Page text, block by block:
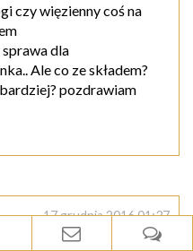
czy więzienny coś na
sprawa dla
Ale co ze składem?
pozdrawiam
17 grudnia 2016 01:37
Jak i czym najlepiej